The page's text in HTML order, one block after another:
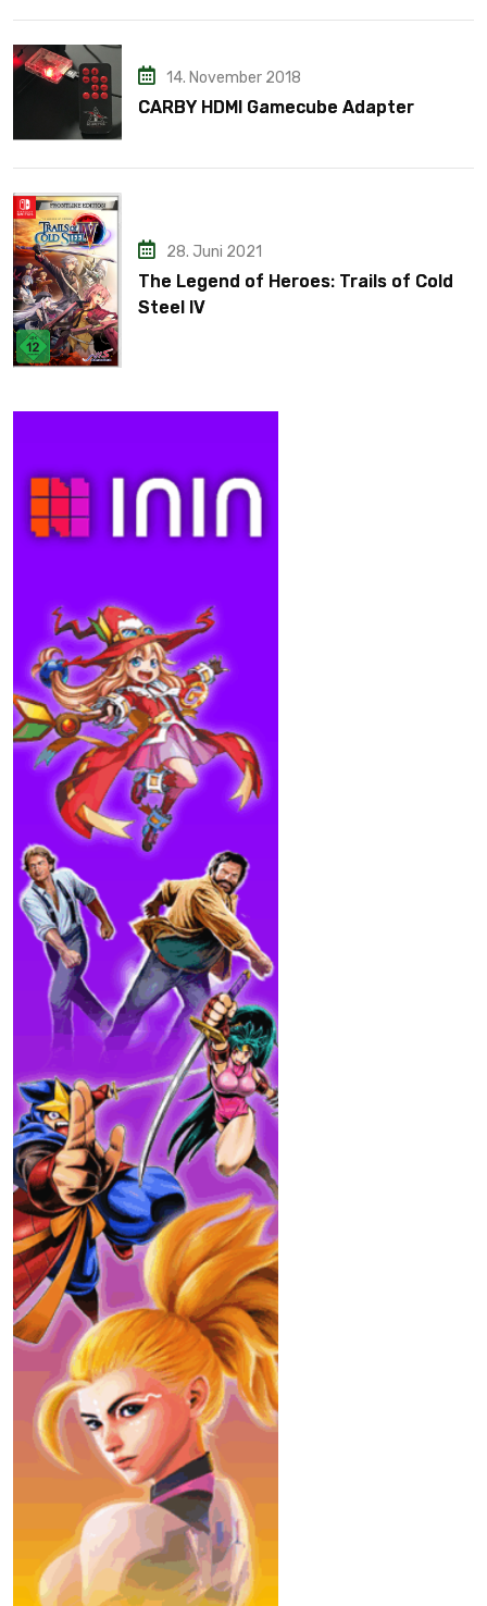
14. November 2018
CARBY HDMI Gamecube Adapter
28. Juni 2021
The Legend of Heroes: Trails of Cold
Steel IV